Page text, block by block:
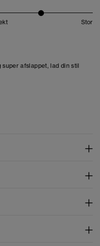
Stor
afslappet, lad din stil